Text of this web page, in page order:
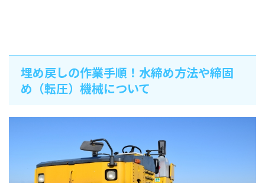
埋め戻しの作業手順！水締め方法や締固
め（転圧）機械について